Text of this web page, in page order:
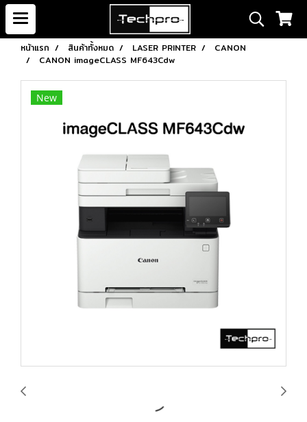
หน้าแรก สินค้าทั้งหมด LASER PRINTER
CANON
CANON imageCLASS MF643Cdw
New